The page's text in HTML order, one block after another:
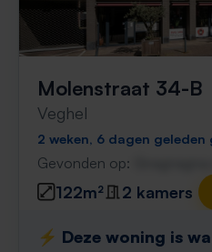
Molenstraat 34-B
Veghel
2 weken, 6 dagen geleden
Gevonden op:
122m² 2 kamers
⚡️ Deze woning is